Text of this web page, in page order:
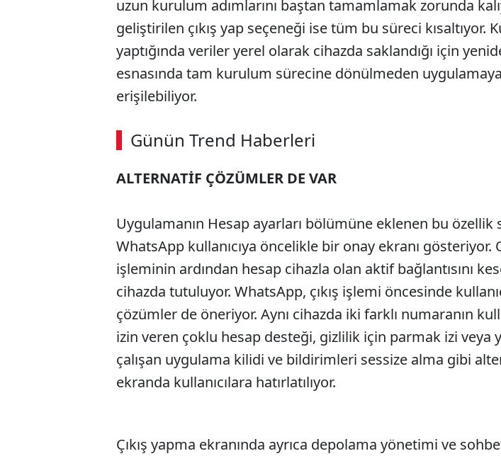
uzun kurulum adımlarını baştan tamamlamak zorunda
geliştirilen çıkış yap seçeneği ise tüm bu süreci kısaltıyor.
yaptığında veriler yerel olarak cihazda saklandığı için
esnasında tam kurulum sürecine dönülmeden uygulamaya
erişilebiliyor.
Günün Trend Haberleri
ALTERNATİF ÇÖZÜMLER DE VAR
Uygulamanın Hesap ayarları bölümüne eklenen bu özellik
WhatsApp kullanıcıya öncelikle bir onay ekranı gösteriyor.
işleminin ardından hesap cihazla olan aktif bağlantısını
cihazda tutuluyor. WhatsApp, çıkış işlemi öncesinde
çözümler de öneriyor. Aynı cihazda iki farklı numaranın
izin veren çoklu hesap desteği, gizlilik için parmak izi veya
çalışan uygulama kilidi ve bildirimleri sessize alma gibi
ekranda kullanıcılara hatırlatılıyor.
Çıkış yapma ekranında ayrıca depolama yönetimi ve